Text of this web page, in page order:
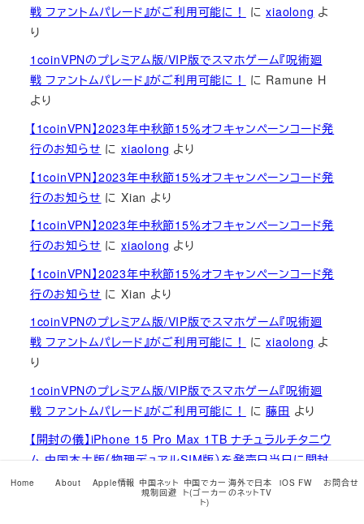
戦 ファントムパレード』がご利用可能に！
にxiaolong よ
り
1coinVPNのプレミアム版/VIP版でスマホゲーム『呪術廻
戦 ファントムパレード』がご利用可能に！
に Ramune H
より
【1coinVPN】2023年中秋節15％オフキャンペーンコード発
行のお知らせ にxiaolong より
【1coinVPN】2023年中秋節15％オフキャンペーンコード発
行のお知らせ にXian より
【1coinVPN】2023年中秋節15％オフキャンペーンコード発
行のお知らせ にxiaolong より
【1coinVPN】2023年中秋節15％オフキャンペーンコード発
行のお知らせ にXian より
1coinVPNのプレミアム版/VIP版でスマホゲーム『呪術廻
戦 ファントムパレード』がご利用可能に！
にxiaolong よ
り
1coinVPNのプレミアム版/VIP版でスマホゲーム『呪術廻
戦 ファントムパレード』がご利用可能に！
に藤田 より
【開封の儀】iPhone 15 Pro Max 1TB ナチュラルチタニウ
ム 中国本土版（物理デュアルSIM版）を発売日当日に開封
して火を入れてみましたに xiaolong より
【開封の儀】iPhone 15 Pro Max 1TB ナチュラルチタニウ
Home About Apple情報 中国ネット
規制回避
中国でカー
ト(ゴーカー
ト)
海外で日本
のネットTV
iOS FW お問合せ